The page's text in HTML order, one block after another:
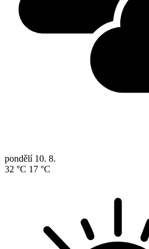
pondělí 10. 8.
32 °C 17 °C